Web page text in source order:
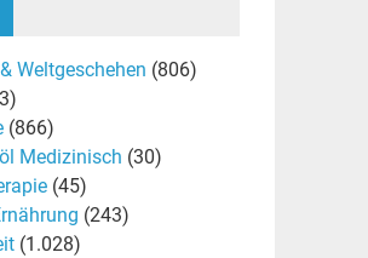
Weltgeschehen (806)
(866)
Medizinisch (30)
(45)
(243)
(1.028)